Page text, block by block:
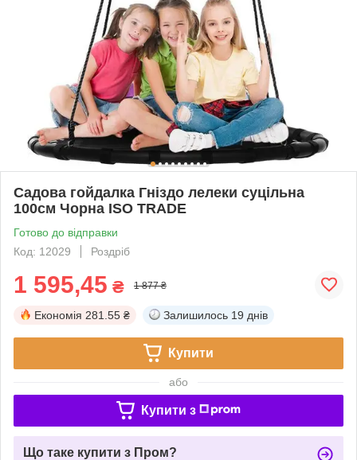
Садова гойдалка Гніздо лелеки суцільна
100см Чорна ISO TRADE
Готово до відправки
Код: 12029
Роздріб
1 595,45 ₴ 1 877 ₴
Економія 281.55 ₴ Залишилось 19 днів
Купити
або
Купити з
Що таке купити з Пром?